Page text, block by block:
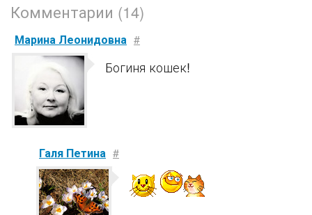
Комментарии (14)
Марина Леонидовна #
Богиня кошек!
Галя Петина #